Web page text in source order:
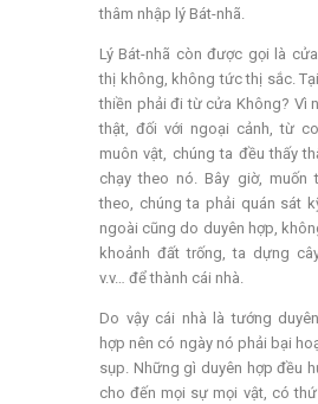
thâm nhập lý Bát-nhã.
Lý Bát-nhã còn được gọi là
thị không, không tức thị sắc.
thiền phải đi từ cửa Không? Vì
thật, đối với ngoại cảnh, từ
muôn vật, chúng ta đều thấy
chạy theo nó. Bây giờ, muốn
theo, chúng ta phải quán sát
ngoài cũng do duyên hợp,
khoảnh đất trống, ta dựng
v.v… để thành cái nhà.
Do vậy cái nhà là tướng
hợp nên có ngày nó phải bại
sụp. Những gì duyên hợp đều
cho đến mọi sự mọi vật, có